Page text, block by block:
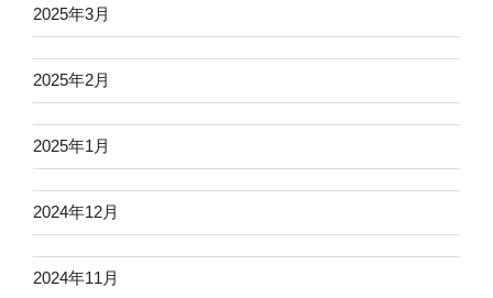
2025年3月
2025年2月
2025年1月
2024年12月
2024年11月